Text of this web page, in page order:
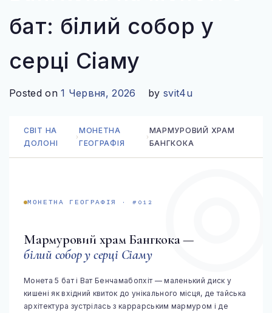
ВЕЛИКА БРИТАНІЯ
ФІНЛЯНДІЯ
СХІДНА ЄВРОПА
СЛОВАЧЧИНА
УКРАЇНА
бат: білий собор у
серці Сіаму
Posted on1 Червня, 2026 by svit4u
СВІТ НА
ДОЛОНІ
›
МОНЕТНА
ГЕОГРАФІЯ
›
МАРМУРОВИЙ ХРАМ
БАНГКОКА
МОНЕТНА ГЕОГРАФІЯ · #012
Мармуровий храм Бангкока —
білий собор у серці Сіаму
Монета 5 бат і Ват Бенчамабопхіт — маленький диск у
кишені як вхідний квиток до унікального місця, де тайська
архітектура зустрілась з каррарським мармуром і де